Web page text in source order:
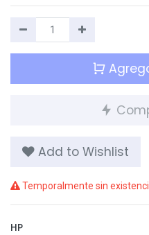
Add to Wishlist
Temporalmente sin
HP